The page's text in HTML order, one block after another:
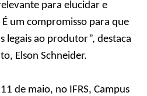
para elucidar e
um compromisso para que
legais ao produtor”, destaca
Elson Schneider.
de maio, no IFRS, Campus